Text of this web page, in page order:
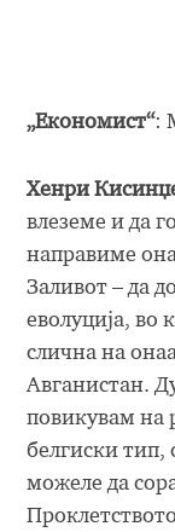
„Економист“:
Хенри
влеземе и да
направиме
Заливот – да
еволуција, во
слична на
Авганистан.
повикувам на
белгиски тип,
можеле да